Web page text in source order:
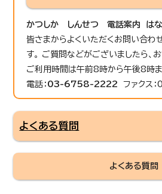
かつしか しんせつ 電話案内 はな
皆さまからよくいただくお問い合わ
す。 ご質問などがございましたら、
ご利用時間は午前8時から午後8時ま
電話： 03-6758-2222 ファク
よくある質問
よくある質問